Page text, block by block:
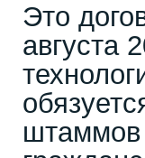
Это
августа